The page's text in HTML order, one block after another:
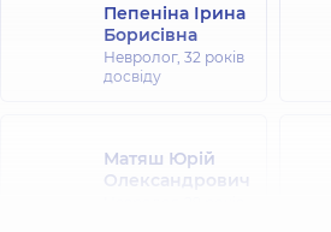
Пепеніна Ірина
Борисівна
Невролог, 32 років
досвіду
Матяш Юрій
Олександрович